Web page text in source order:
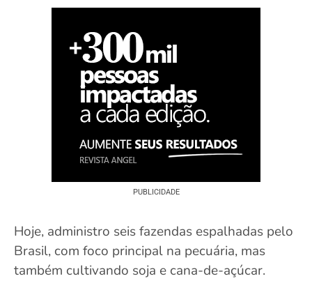
PUBLICIDADE
Hoje, administro seis fazendas espalhadas pelo
Brasil, com foco principal na pecuária, mas
também cultivando soja e cana-de-açúcar.